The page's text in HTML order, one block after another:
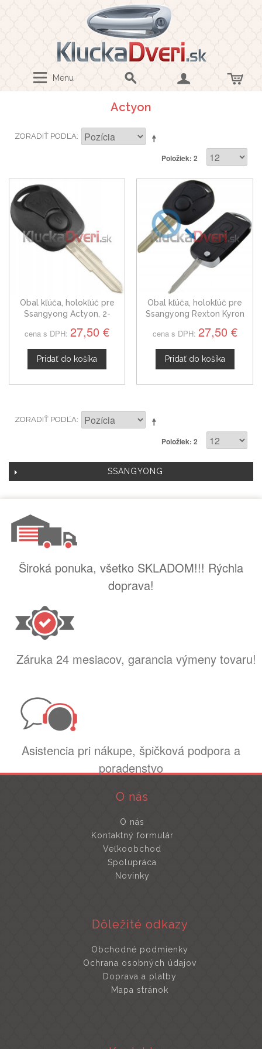
Menu
Actyon
ZORADIŤ PODĽA
Položiek: 2
Obal kľúča, holokľúč pre
Ssangyong Actyon, 2-
cena s DPH: 27,50 €
Pridať do košíka
Obal kľúča, holokľúč pre
Ssangyong Rexton Kyron
cena s DPH: 27,50 €
Pridať do košíka
ZORADIŤ PODĽA
Položiek: 2
SSANGYONG
Široká ponuka, všetko SKLADOM!!! Rýchla
doprava!
Záruka 24 mesiacov, garancia výmeny tovaru!
Asistencia pri nákupe, špičková podpora a
poradenstvo
O nás
O nás
Kontaktný formulár
Veľkoobchod
Spolupráca
Novinky
Dôležité odkazy
Obchodné podmienky
Ochrana osobných údajov
Doprava a platby
Mapa stránok